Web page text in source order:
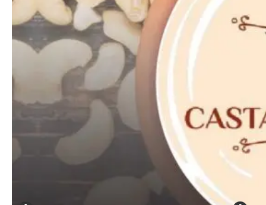
Orci varius natoque dolor
Full member access:
Etiam est nibh, lobortis sit
Praesent euismod ac
Ut mollis pellentesque tortor